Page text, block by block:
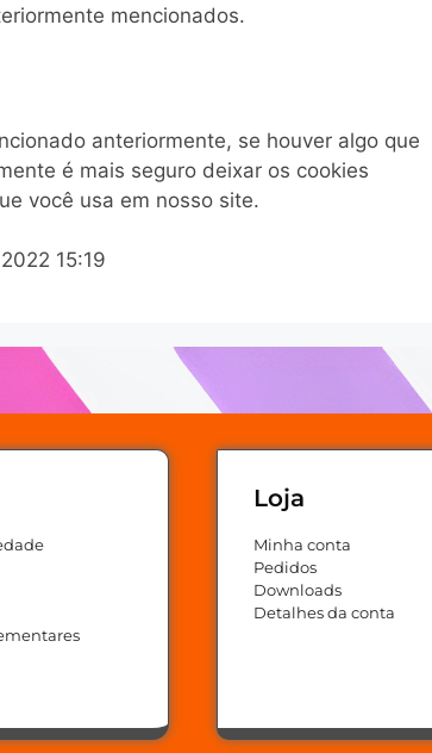
mencionados.
anteriormente, se houver algo que
é mais seguro deixar os cookies
você usa em nosso site.
15:19
Loja
Minha conta
Pedidos
Downloads
Detalhes da conta